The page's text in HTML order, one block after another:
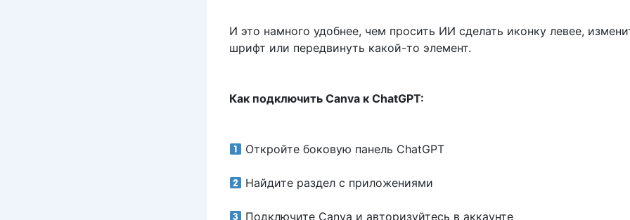
И это намного удобнее, чем просить ИИ сделать иконку левее,
шрифт или передвинуть какой-то элемент.
Как подключить Canva к ChatGPT:
Откройте боковую панель ChatGPT
Найдите раздел с приложениями
Подключите Canva и авторизуйтесь в аккаунте